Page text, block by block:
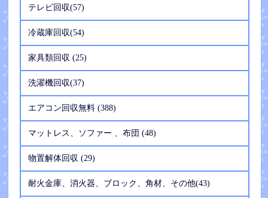
テレビ回収(57)
冷蔵庫回収(54)
家具類回収 (25)
洗濯機回収(37)
エアコン回収無料 (388)
マットレス、ソファー 、布団 (48)
物置解体回収 (29)
耐火金庫、消火器、ブロック、角材、その他(43)